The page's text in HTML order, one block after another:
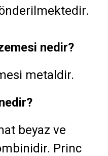
nedir?
metaldir.
beyaz ve
Princ